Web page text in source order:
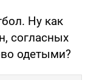
Ну как
согласных
одетыми?